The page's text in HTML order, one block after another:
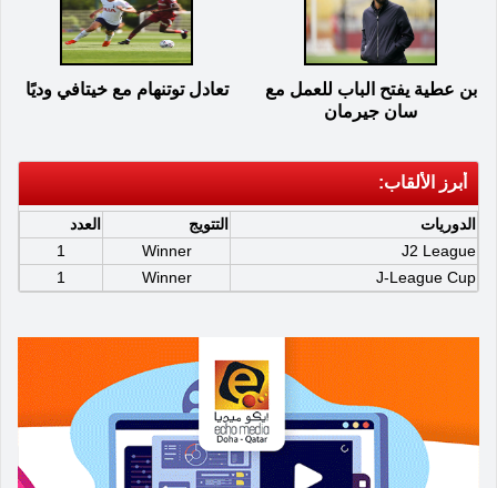
بن عطية يفتح الباب للعمل مع
سان جيرمان
تعادل توتنهام مع خيتافي وديًا
أبرز الألقاب:
الدوريات التتويج
العدد
J2 League
Winner
1
J-League Cup
Winner
1